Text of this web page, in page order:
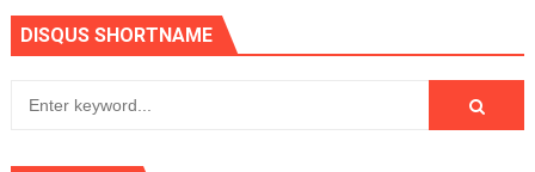
DISQUS SHORTNAME